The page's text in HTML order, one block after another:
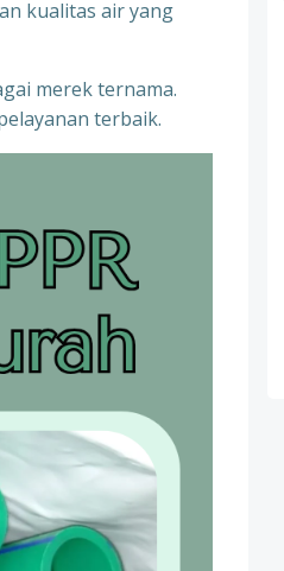
kualitas air yang
merek ternama.
terbaik.